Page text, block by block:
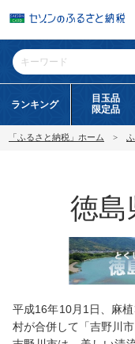
ランキング
目玉品
限定品
「ふるさと納税」ホーム
徳島
平成16年10月1日、麻
村が合併して「吉野川市